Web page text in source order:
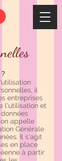
il
entreprises
l'utilisation et
appelle
Générale
Il s’agit
en place
à partir